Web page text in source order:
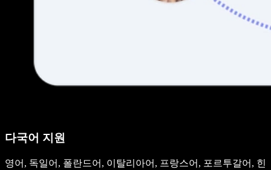
다국어 지원
영어, 독일어, 폴란드어, 이탈리아어, 프랑스어, 포르투갈어, 힌